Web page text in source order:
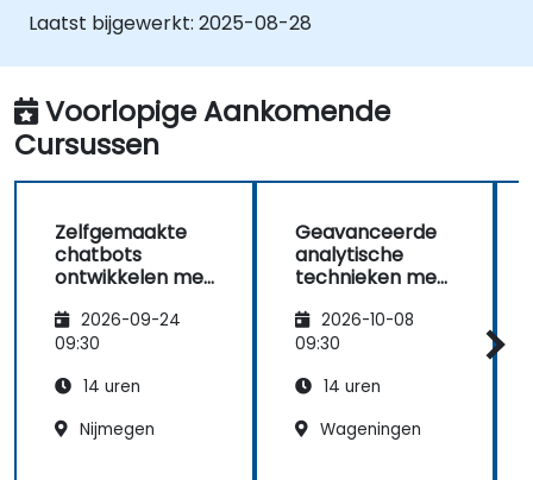
De voorspellingsnauwkeurigheid te
verbeteren door verschillende modellen
te combineren.
Laatst bijgewerkt: 2025-08-28
Voorlopige Aankomende
Cursussen
Zelfgemaakte
chatbots
ontwikkelen met
2026-09-24
09:30
14 uren
Nijmegen
Geavanceerde
analytische
technieken met
2026-10-08
09:30
14 uren
Wageningen